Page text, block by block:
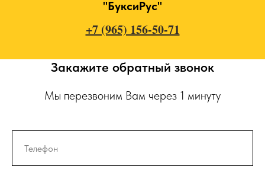
"БуксиРус"
+7 (965) 156-50-71
Закажите обратный звонок
Мы перезвоним Вам через 1 минуту